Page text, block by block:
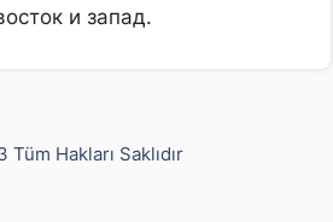
и запад.
Hakları Saklıdır